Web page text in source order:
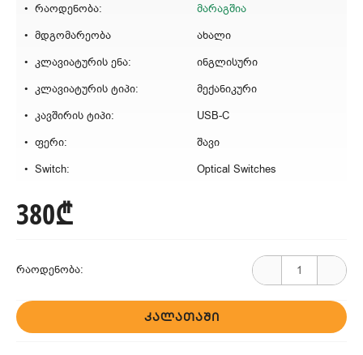
რაოდენობა:
მარაგშია
მდგომარეობა
ახალი
კლავიატურის ენა:
ინგლისური
კლავიატურის ტიპი:
მექანიკური
კავშირის ტიპი:
USB-C
ფერი:
შავი
Switch:
Optical Switches
380₾
რაოდენობა:
ᲙᲐᲚᲐᲗᲐᲨᲘ